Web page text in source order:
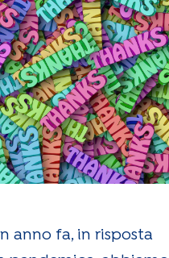
anno fa, in risposta